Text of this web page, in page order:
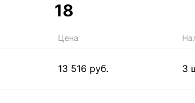
18
Цена
13 516 руб. 3